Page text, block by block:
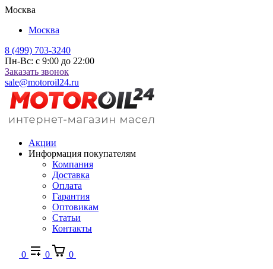
Москва
Москва
8 (499) 703-3240
Пн-Вс: с 9:00 до 22:00
Заказать звонок
sale@motoroil24.ru
Акции
Информация покупателям
Компания
Доставка
Оплата
Гарантия
Оптовикам
Статьи
Контакты
0 0
0